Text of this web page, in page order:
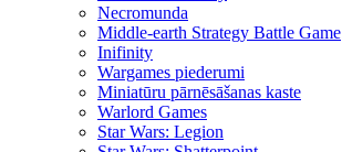
Necromunda
Middle-earth Strategy Battle Game
Inifinity
Wargames piederumi
Miniatūru pārnēsāšanas kaste
Warlord Games
Star Wars: Legion